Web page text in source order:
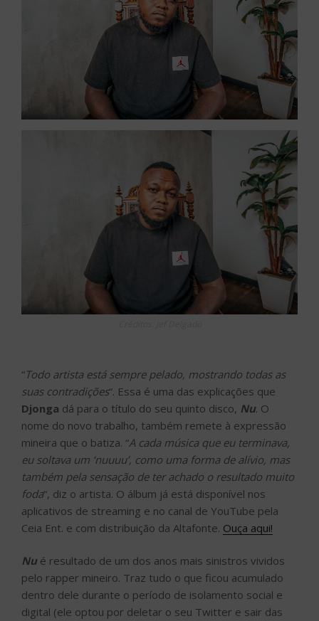
“Todo artista está sempre pelado, mostrando todas as
suas contradições“. Essa é uma das explicações que
Djonga dá para o título do seu quinto disco, Nu. O
nome do novo trabalho, também remete à expressão
mineira que o batiza. “A cada música que eu terminava,
eu soltava um ‘nuuuu’, como uma forma de alívio, mas
também pela sensação de ter achado o resultado muito
foda“, diz o artista. O álbum já está disponível nos
aplicativos de streaming e no canal de YouTube pela
Ceia Ent. e com distribuição da Altafonte. Ouça aqui!
Nu é resultado de um dos anos mais sinistros vividos
pelo rapper mineiro. Traz tudo o que ficou acumulado
dentro dele durante o período de isolamento social e
digital (ele optou por deletar o seu Twitter e sair das